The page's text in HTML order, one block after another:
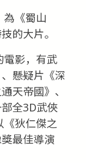
為《蜀山
的大片。
電影，有武
懸疑片《深
天帝國》、
全3D武俠
狄仁傑之
最佳導演